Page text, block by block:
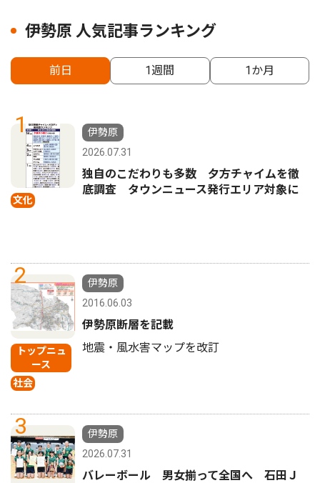
伊勢原 人気記事ランキング
前日 1週間 1か月
1
文化
伊勢原
2026.07.31
独自のこだわりも多数 夕方チャイムを徹
底調査 タウンニュース発行エリア対象に
2
トップニュ
ース
社会
伊勢原
2016.06.03
伊勢原断層を記載
地震・風水害マップを改訂
3
伊勢原
2026.07.31
バレーボール 男女揃って全国へ 石田Ｊ